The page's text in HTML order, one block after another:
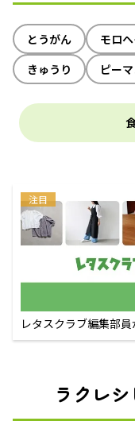
とうがん モロ
きゅうり
ピー
注目
レタスクラブ編集部
ラクレ